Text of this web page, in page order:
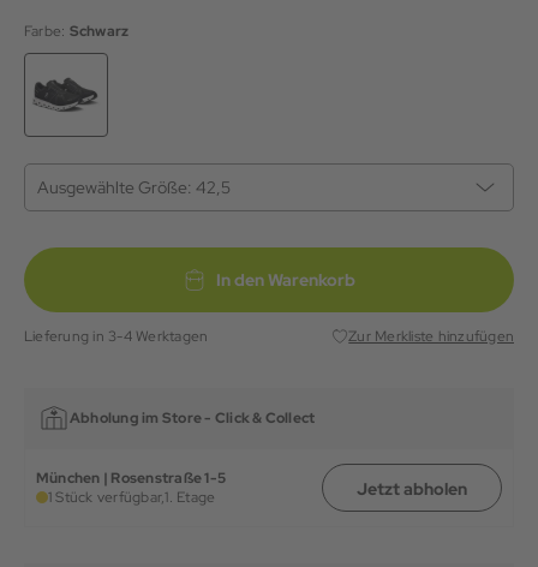
Farbe: Schwarz
Ausgewählte Größe: 42,5
In den Warenkorb
Lieferung in 3-4 Werktagen Zur Merkliste hinzufügen
Abholung im Store - Click & Collect
München | Rosenstraße 1-5
1 Stück verfügbar,1. Etage Jetzt abholen